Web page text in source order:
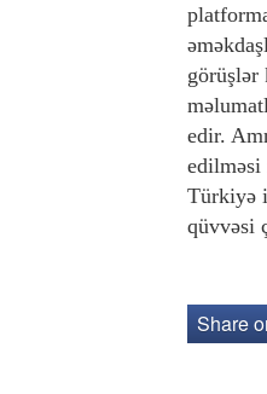
edir.
edilməsi
Türkiyə
qüvvəsi
Share